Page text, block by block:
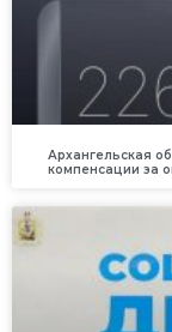
Архангельская
компенсации за